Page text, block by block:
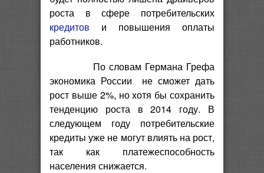
роста в сфере потребительских
кредитов и повышения оплаты
работников.
По словам Германа Грефа
экономика России не сможет дать
рост выше 2%, но хотя бы сохранить
тенденцию роста в 2014 году. В
следующем году потребительские
кредиты уже не могут влиять на рост,
так как платежеспособность
населения снижается.